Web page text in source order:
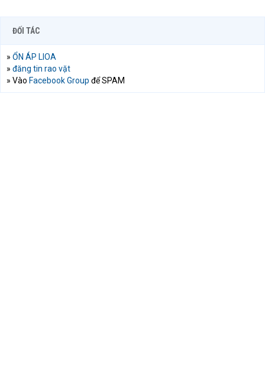
ĐỐI TÁC
» ỔN ÁP LIOA
» đăng tin rao vặt
» Vào Facebook Group để SPAM